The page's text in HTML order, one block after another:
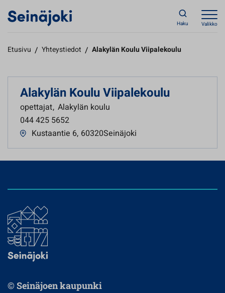
Haku Valikko
Etusivu / Yhteystiedot / Alakylän Koulu Viipalekoulu
Alakylän Koulu Viipalekoulu
opettajat, Alakylän koulu
044 425 5652
Kustaantie 6, 60320Seinäjoki
© Seinäjoen kaupunki